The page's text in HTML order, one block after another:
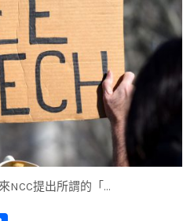
NCC提出所謂的「…